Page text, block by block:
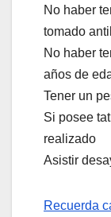
No haber
tomado
No haber
años de
Tener un
Si posee
realizado
Asistir
Recuerda